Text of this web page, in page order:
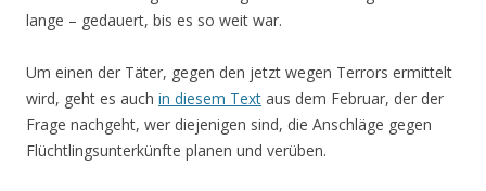
lange – gedauert, bis es so weit war.
Um einen der Täter, gegen den jetzt wegen Terrors ermittelt
wird, geht es auch in diesem Text aus dem Februar, der der
Frage nachgeht, wer diejenigen sind, die Anschläge gegen
Flüchtlingsunterkünfte planen und verüben.